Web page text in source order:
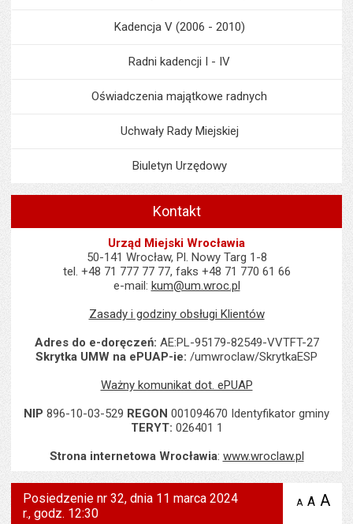
Kadencja V (2006 - 2010)
Radni kadencji I - IV
Oświadczenia majątkowe radnych
Uchwały Rady Miejskiej
Biuletyn Urzędowy
Kontakt
Urząd Miejski Wrocławia
50-141 Wrocław, Pl. Nowy Targ 1-8
tel. +48 71 777 77 77, faks +48 71 770 61 66
e-mail: kum@um.wroc.pl
Zasady i godziny obsługi Klientów
Adres do e-doręczeń: AE:PL-95179-82549-VVTFT-27
Skrytka UMW na ePUAP-ie: /umwroclaw/SkrytkaESP
Ważny komunikat dot. ePUAP
NIP 896-10-03-529 REGON 001094670 Identyfikator gminy
TERYT: 026401 1
Strona internetowa Wrocławia: www.wroclaw.pl
Posiedzenie nr 32, dnia 11 marca 2024
r., godz. 12:30
A zmniejsz
A A